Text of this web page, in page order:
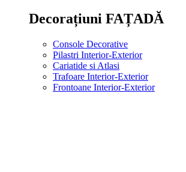
Decorațiuni FAȚADĂ
Console Decorative
Pilastri Interior-Exterior
Cariatide si Atlasi
Trafoare Interior-Exterior
Frontoane Interior-Exterior